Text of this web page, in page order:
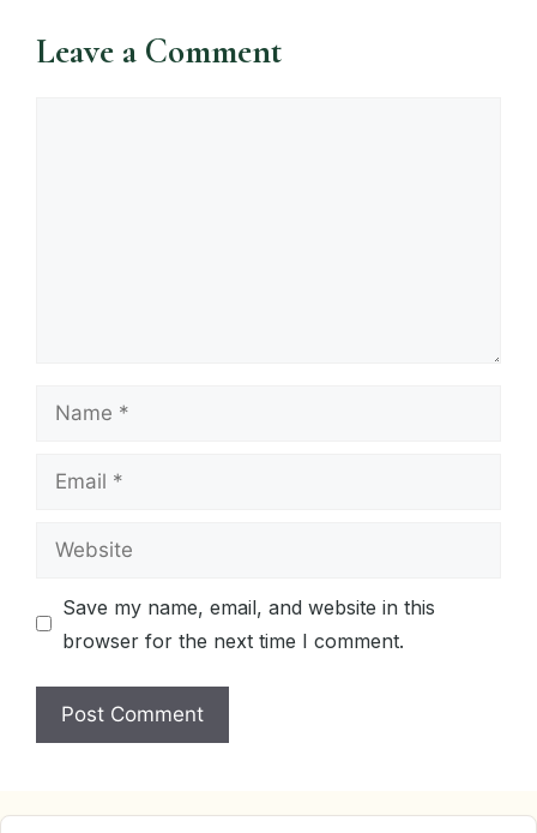
Leave a Comment
Name
Email
Website
Save my name, email, and website in this
browser for the next time I comment.